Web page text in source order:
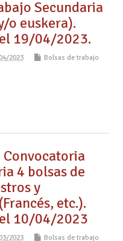
Secundaria
o euskera).
19/04/2023.
2023 Bolsas de trabajo
Convocatoria
4 bolsas de
y
etc.).
10/04/2023
2023 Bolsas de trabajo